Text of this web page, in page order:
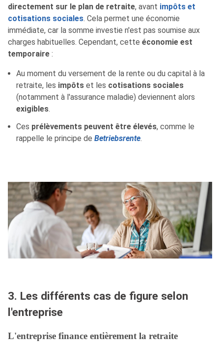
directement sur le plan de retraite, avant impôts et
cotisations sociales. Cela permet une économie
immédiate, car la somme investie n'est pas soumise aux
charges habituelles. Cependant, cette économie est
temporaire :
Au moment du versement de la rente ou du capital à la
retraite, les impôts et les cotisations sociales
(notamment à l'assurance maladie) deviennent alors
exigibles.
Ces prélèvements peuvent être élevés, comme le
rappelle le principe de Betriebsrente.
3. Les différents cas de figure selon
l'entreprise
L'entreprise finance entièrement la retraite